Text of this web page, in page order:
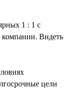
1 : 1 с
Видеть
цели